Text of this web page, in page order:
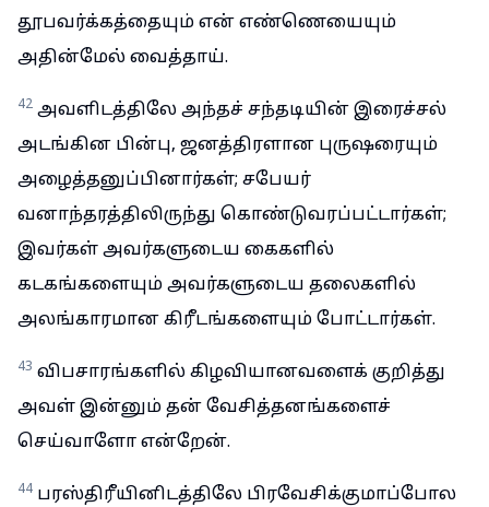
தூபவர்க்கத்தையும் என் எண்ணெயையும்
அதின்மேல் வைத்தாய்.
42 அவளிடத்திலே அந்தச் சந்தடியின் இரைச்சல்
அடங்கின பின்பு, ஜனத்திரளான புருஷரையும்
அழைத்தனுப்பினார்கள்; சபேயர்
வனாந்தரத்திலிருந்து கொண்டுவரப்பட்டார்கள்;
இவர்கள் அவர்களுடைய கைகளில்
கடகங்களையும் அவர்களுடைய தலைகளில்
அலங்காரமான கிரீடங்களையும் போட்டார்கள்.
43 விபசாரங்களில் கிழவியானவளைக் குறித்து
அவள் இன்னும் தன் வேசித்தனங்களைச்
செய்வாளோ என்றேன்.
44 பரஸ்திரீயினிடத்திலே பிரவேசிக்குமாப்போல